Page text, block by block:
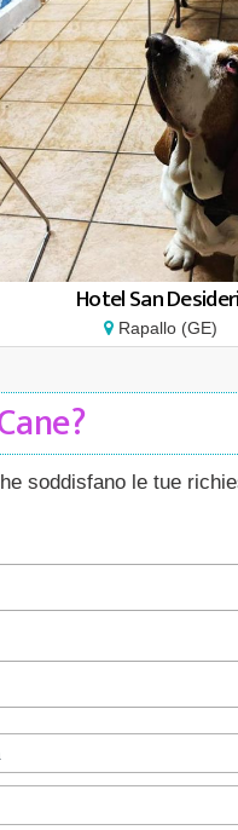
Hotel San
Rapallo (GE)
soddisfano le tue